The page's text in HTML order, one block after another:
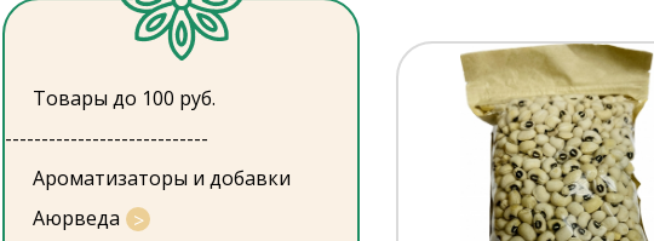
Товары до 100 руб.
----------------------------
Ароматизаторы и добавки
Аюрведа